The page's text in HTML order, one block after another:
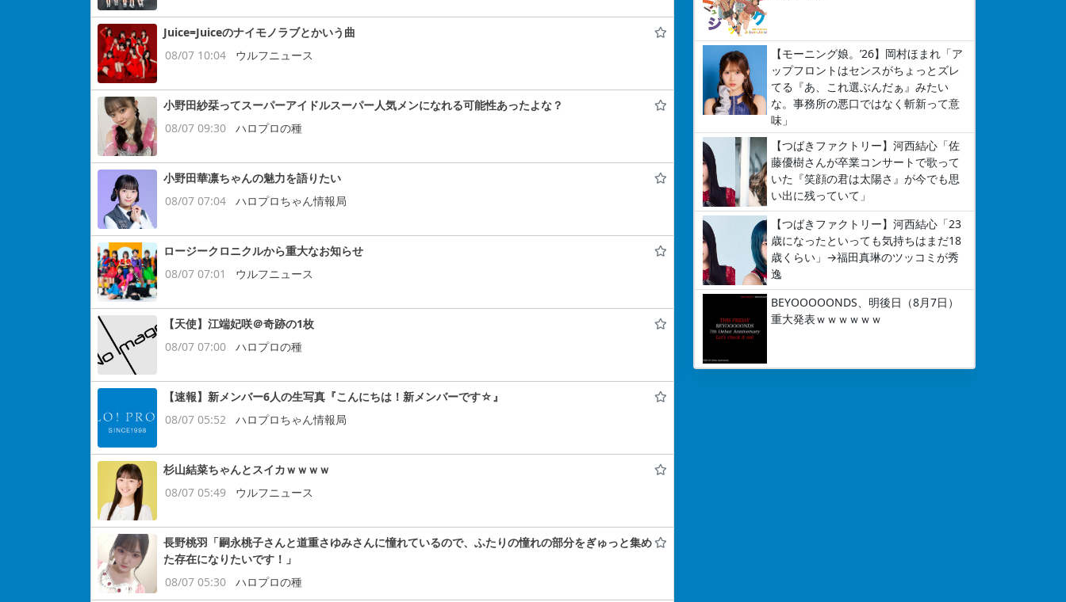
【モーニング娘。’26】岡村ほまれ「ア
ップフロントはセンスがちょっとズレ
てる『あ、これ選ぶんだぁ』みたい
な。事務所の悪口ではなく斬新って意
味」
【つばきファクトリー】河西結心「佐
藤優樹さんが卒業コンサートで歌って
いた『笑顔の君は太陽さ』が今でも思
い出に残っていて」
【つばきファクトリー】河西結心「23
歳になったといっても気持ちはまだ18
歳くらい」→福田真琳のツッコミが秀
逸
BEYOOOOONDS、明後日（8月7日）
重大発表ｗｗｗｗｗｗ
Juice=Juiceのナイモノラブとかいう曲
08/07 10:04
ウルフニュース
小野田紗栞ってスーパーアイドルスーパー人気メンになれる可能性あったよな？
08/07 09:30
ハロプロの種
小野田華凛ちゃんの魅力を語りたい
08/07 07:04
ハロプロちゃん情報局
ロージークロニクルから重大なお知らせ
08/07 07:01
ウルフニュース
【天使】江端妃咲＠奇跡の1枚
08/07 07:00
ハロプロの種
【速報】新メンバー6人の生写真『こんにちは！新メンバーです☆』
08/07 05:52
ハロプロちゃん情報局
杉山結菜ちゃんとスイカｗｗｗｗ
08/07 05:49
ウルフニュース
長野桃羽「嗣永桃子さんと道重さゆみさんに憧れているので、ふたりの憧れの部分をぎゅっと集め
た存在になりたいです！」
08/07 05:30
ハロプロの種